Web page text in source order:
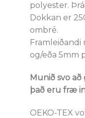
polyester.
Dokkan er
ombré.
og/eða 5mm
Munið svo
það eru fræ
OEKO-TEX